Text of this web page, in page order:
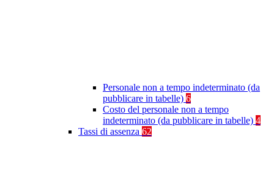
Personale non a tempo indeterminato (da
pubblicare in tabelle) 6
Costo del personale non a tempo
indeterminato (da pubblicare in tabelle) 4
Tassi di assenza 62